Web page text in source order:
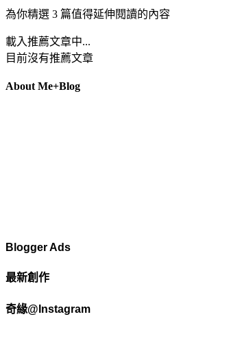
為你精選 3 篇值得延伸閱讀的內容
載入推薦文章中...
目前沒有推薦文章
About Me+Blog
Blogger Ads
最新創作
奇緣@Instagram